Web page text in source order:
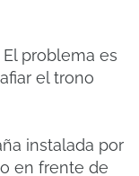
problema es
el trono
instalada por
en frente de